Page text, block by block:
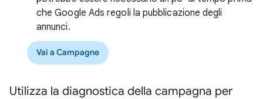
che Google Ads regoli la pubblicazione degli
annunci.
Vai a Campagne
Utilizza la diagnostica della campagna per